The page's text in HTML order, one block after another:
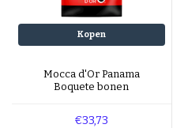
Kopen
Mocca d'Or Panama
Boquete bonen
€33,73